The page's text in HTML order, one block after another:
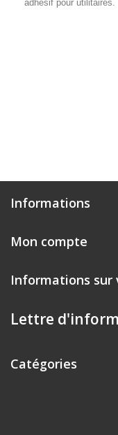
adhésif pour utilitaires.
Informations
Mon compte
Informations sur
Lettre
Catégories